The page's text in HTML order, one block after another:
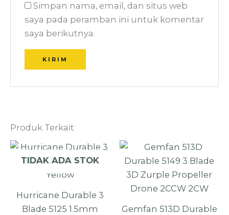
Simpan nama, email, dan situs web
saya pada peramban ini untuk komentar
saya berikutnya.
Produk Terkait
TIDAK ADA STOK
Hurricane Durable 3
Blade 5125 1.5mm
Gemfan 513D Durable